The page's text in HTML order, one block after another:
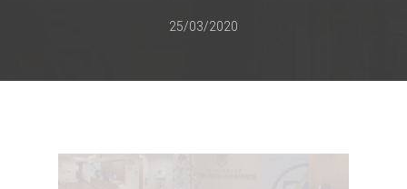
25/03/2020